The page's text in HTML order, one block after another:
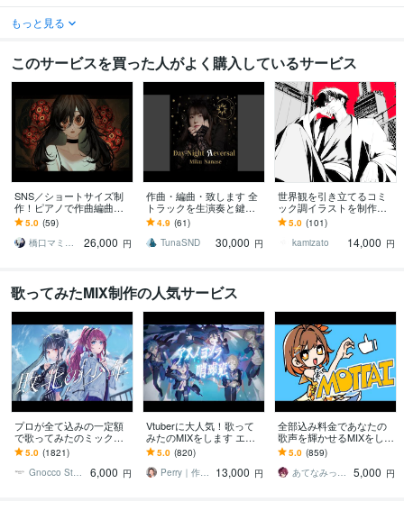
もっと見る
このサービスを買った人がよく購入しているサービス
SNS／ショートサイズ制
作！ピアノで作曲編曲し
ます 詞や鼻歌から編曲、
作曲、歌ミックスもお任
せください！
5.0 (59)
橋口マミ（ハシマミ）
26,000 円
作曲・編曲・致します 全
トラックを生演奏と鍵盤
入力で制作- AI不使用
4.9 (61)
TunaSND
30,000 円
世界観を引き立てるコミ
ック調イラストを制作し
ます 世界観で惹きつけ
る、商用対応の一枚絵を
ご提供致します。
5.0 (101)
kamizato
14,000 円
歌ってみたMIX制作の人気サービス
プロが全て込みの一定額
で歌ってみたのミックス
します ピッチ＆リズム補
正、ハモリ生成、マスタ
リングまで含みます！
5.0 (1821)
Gnocco Studio
6,000 円
Vtuberに大人気！歌って
みたのMIXをします エフ
ェクト・アレンジ自由自
在！初めての方でも丁寧
にサポート！
5.0 (820)
Perry｜作編曲・MIX
13,000 円
全部込み料金であなたの
歌声を輝かせるMIXをしま
す ピッチ補正、ハモリ生
成、マスタリング等、全
工程を含む料金です
5.0 (859)
あてなみっくす
5,000 円